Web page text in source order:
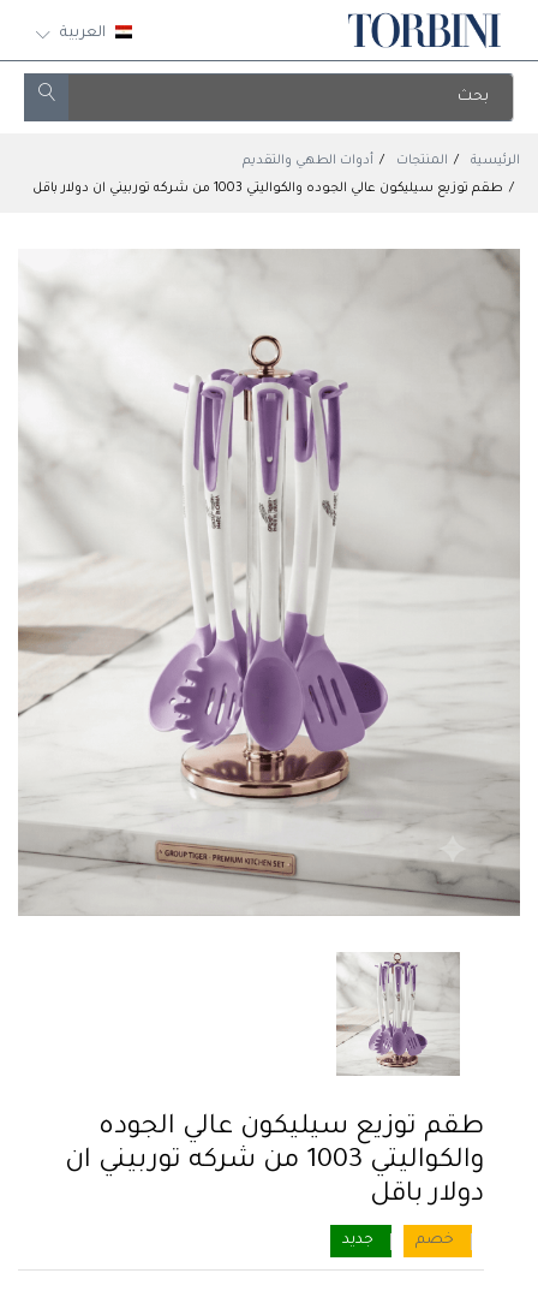
العربية
الرئيسية المنتجات
أدوات الطهي والتقديم
طقم توزيع سيليكون عالي الجوده والكواليتي 1003 من شركه توربيني ان دولار باقل
طقم توزيع سيليكون عالي الجوده
والكواليتي 1003 من شركه توربيني ان
دولار باقل
خصم جديد